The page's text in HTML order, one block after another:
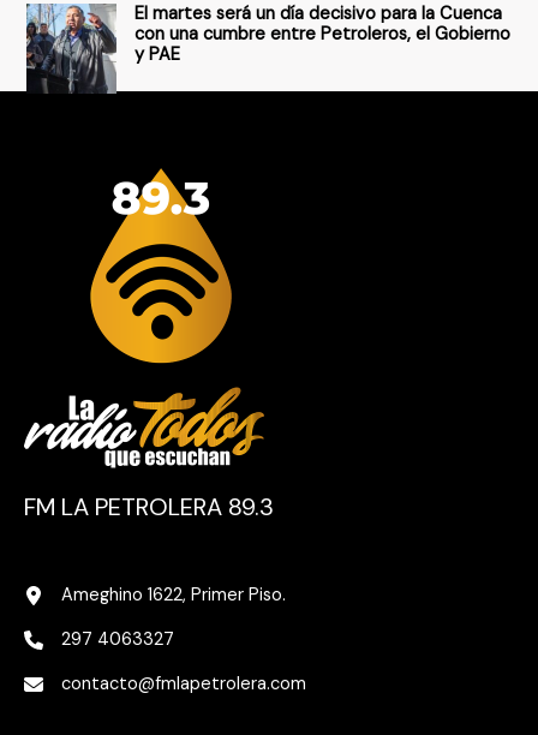
El martes será un día decisivo para la Cuenca
con una cumbre entre Petroleros, el Gobierno
y PAE
FM LA PETROLERA 89.3
Ameghino 1622, Primer Piso.
297 4063327
contacto@fmlapetrolera.com